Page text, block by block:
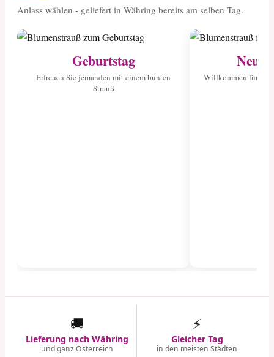
Anlass wählen - geliefert in Währing bereits am selben Tag.
Geburtstag
Erfreuen Sie jemanden mit einem bunten
Strauß
Willkommen für
🚚
Lieferung nach Währing
und ganz Österreich
⚡
Gleicher Tag
in den meisten Städten